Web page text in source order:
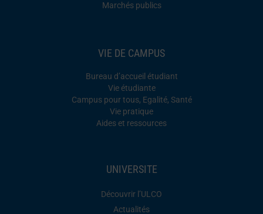
Marchés publics
VIE DE CAMPUS
Bureau d’accueil étudiant
Vie étudiante
Campus pour tous, Egalité, Santé
Vie pratique
Aides et ressources
UNIVERSITE
Découvrir l’ULCO
Actualités